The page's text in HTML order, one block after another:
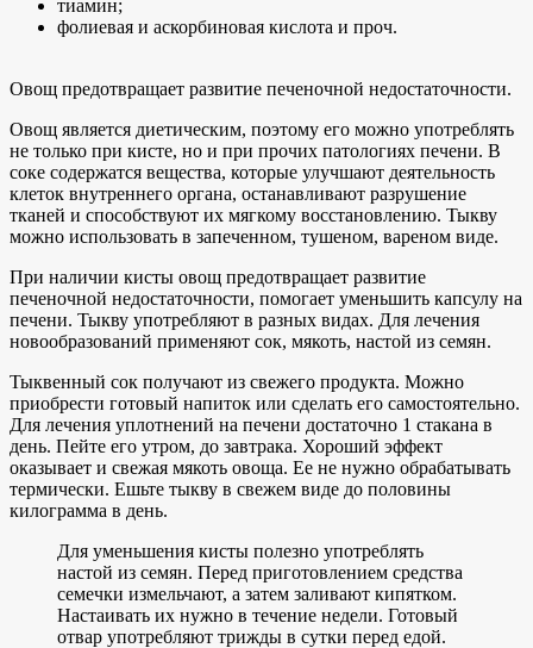
тиамин;
фолиевая и аскорбиновая кислота и проч.
Овощ предотвращает развитие печеночной недостаточности.
Овощ является диетическим, поэтому его можно употреблять
не только при кисте, но и при прочих патологиях печени. В
соке содержатся вещества, которые улучшают деятельность
клеток внутреннего органа, останавливают разрушение
тканей и способствуют их мягкому восстановлению. Тыкву
можно использовать в запеченном, тушеном, вареном виде.
При наличии кисты овощ предотвращает развитие
печеночной недостаточности, помогает уменьшить капсулу на
печени. Тыкву употребляют в разных видах. Для лечения
новообразований применяют сок, мякоть, настой из семян.
Тыквенный сок получают из свежего продукта. Можно
приобрести готовый напиток или сделать его самостоятельно.
Для лечения уплотнений на печени достаточно 1 стакана в
день. Пейте его утром, до завтрака. Хороший эффект
оказывает и свежая мякоть овоща. Ее не нужно обрабатывать
термически. Ешьте тыкву в свежем виде до половины
килограмма в день.
Для уменьшения кисты полезно употреблять
настой из семян. Перед приготовлением средства
семечки измельчают, а затем заливают кипятком.
Настаивать их нужно в течение недели. Готовый
отвар употребляют трижды в сутки перед едой.